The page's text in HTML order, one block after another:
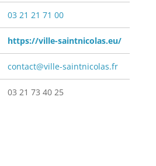
03 21 21 71 00
https://ville-saintnicolas.eu/
contact@ville-saintnicolas.fr
03 21 73 40 25